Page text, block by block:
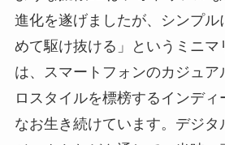
進化を遂げましたが、シンプル
めて駆け抜ける」というミニマ
は、スマートフォンのカジュア
ロスタイルを標榜するインデ
なお生き続けています。デジタ